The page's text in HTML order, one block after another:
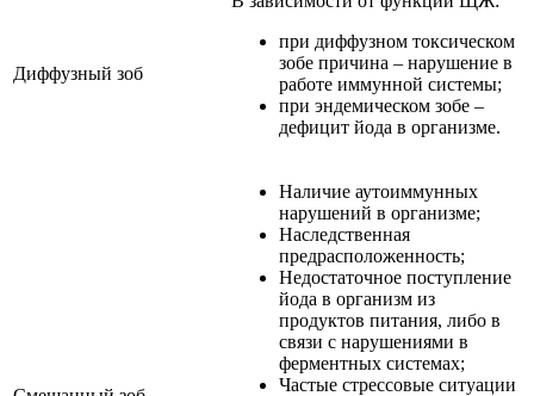
Диффузный зоб
при диффузном токсическом
зобе причина – нарушение в
работе иммунной системы;
при эндемическом зобе –
дефицит йода в организме.
Наличие аутоиммунных
нарушений в организме;
Наследственная
предрасположенность;
Недостаточное поступление
йода в организм из
продуктов питания, либо в
связи с нарушениями в
ферментных системах;
Частые стрессовые ситуации